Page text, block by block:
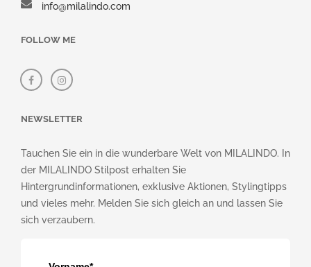
info@milalindo.com
FOLLOW ME
NEWSLETTER
Tauchen Sie ein in die wunderbare Welt von MILALINDO. In
der MILALINDO Stilpost erhalten Sie
Hintergrundinformationen, exklusive Aktionen, Stylingtipps
und vieles mehr. Melden Sie sich gleich an und lassen Sie
sich verzaubern.